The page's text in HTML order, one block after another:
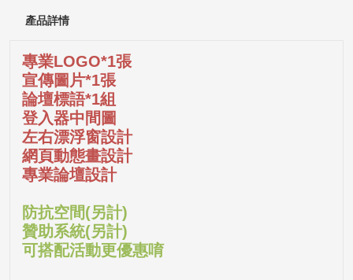
產品詳情
專業LOGO*1張
宣傳圖片*1張
論壇標語*1組
登入器中間圖
左右漂浮窗設計
網頁動態畫設計
專業論壇設計
防抗空間(另計)
贊助系統(另計)
可搭配活動更優惠唷